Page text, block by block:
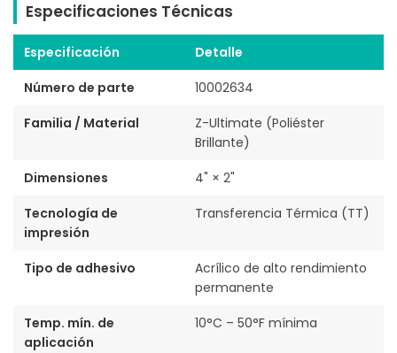
Especificaciones Técnicas
Especificación
Detalle
Número de parte
10002634
Familia / Material
Z-Ultimate (Poliéster
Brillante)
Dimensiones
4" × 2"
Tecnología de
impresión
Transferencia Térmica (TT)
Tipo de adhesivo
Acrílico de alto rendimiento
permanente
Temp. mín. de
aplicación
10°C – 50°F mínima